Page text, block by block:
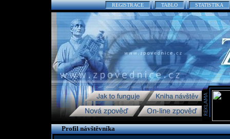
REGISTRACE TABLO STATISTIKA
Profil návštěvníka